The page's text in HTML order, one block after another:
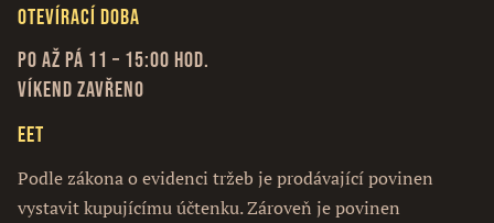
Otevírací doba
Po až Pá 11 – 15:00 hod.
Víkend zavřeno
EET
Podle zákona o evidenci tržeb je prodávající povinen
vystavit kupujícímu účtenku. Zároveň je povinen